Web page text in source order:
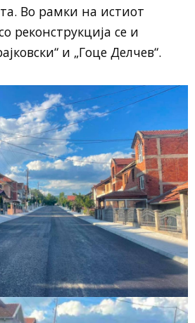
Во рамки на истиот
реконструкција се и
и „Гоце Делчев“.